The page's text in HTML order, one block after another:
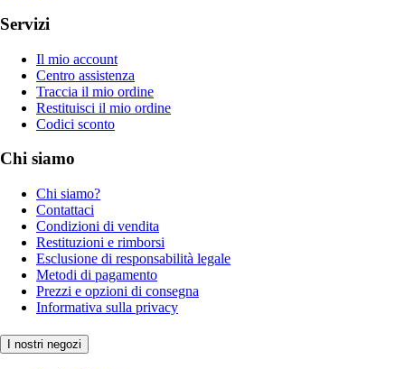
Servizi
Il mio account
Centro assistenza
Traccia il mio ordine
Restituisci il mio ordine
Codici sconto
Chi siamo
Chi siamo?
Contattaci
Condizioni di vendita
Restituzioni e rimborsi
Esclusione di responsabilità legale
Metodi di pagamento
Prezzi e opzioni di consegna
Informativa sulla privacy
I nostri negozi